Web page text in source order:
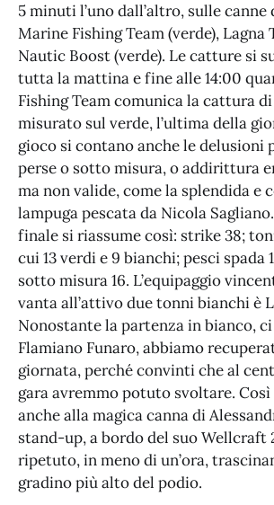
5 minuti l’uno dall’altro, sulle
Marine Fishing Team (verde), Lagna
Nautic Boost (verde). Le catture si
tutta la mattina e fine alle 14:00
Fishing Team comunica la cattura
misurato sul verde, l’ultima della
gioco si contano anche le delusioni
perse o sotto misura, o addirittura
ma non valide, come la splendida e
lampuga pescata da Nicola
finale si riassume così: strike 38;
cui 13 verdi e 9 bianchi; pesci spada
sotto misura 16. L’equipaggio
vanta all’attivo due tonni bianchi è
Nonostante la partenza in bianco,
Flamiano Funaro, abbiamo
giornata, perché convinti che al
gara avremmo potuto svoltare.
anche alla magica canna di
stand-up, a bordo del suo Wellcraft
ripetuto, in meno di un’ora,
gradino più alto del podio.